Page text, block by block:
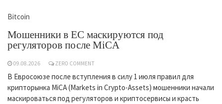
Bitcoin
Мошенники в ЕС маскируются под
регуляторов после MiCA
09.08.2026 ZERO COMMENT
В Евросоюзе после вступления в силу 1 июля правил для
крипторынка MiCA (Markets in Crypto-Assets) мошенники начали
маскироваться под регуляторов и криптосервисы и красть